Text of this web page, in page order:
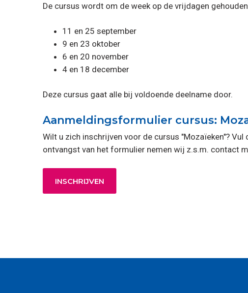
De cursus wordt om de week op de vrijdagen
11 en 25 september
9 en 23 oktober
6 en 20 november
4 en 18 december
Deze cursus gaat alle bij voldoende deelname door.
Aanmeldingsformulier cursus:
Wilt u zich inschrijven voor de cursus "Mozaïeken"?
ontvangst van het formulier nemen wij z.s.m. contact
INSCHRIJVEN